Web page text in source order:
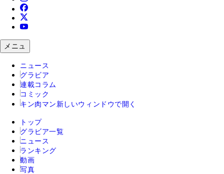
メニュ
ニュース
グラビア
連載コラム
コミック
キン肉マン 新しいウィンドウで開く
トップ
グラビア一覧
ニュース
ランキング
動画
写真